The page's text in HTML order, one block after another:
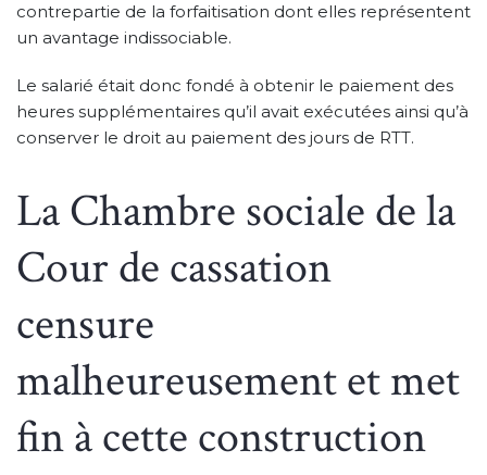
contrepartie de la forfaitisation dont elles représentent
un avantage indissociable.
Le salarié était donc fondé à obtenir le paiement des
heures supplémentaires qu’il avait exécutées ainsi qu’à
conserver le droit au paiement des jours de RTT.
La Chambre sociale de la
Cour de cassation
censure
malheureusement et met
fin à cette construction